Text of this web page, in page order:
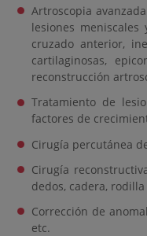
Artroscopia
lesiones
cruzado anterior,
cartilaginosas,
reconstrucción
Tratamiento de
factores de
Cirugía percutánea
Cirugía
dedos, cadera,
Corrección de
etc.